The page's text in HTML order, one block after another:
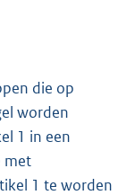
die op
worden
1 in een
met
1 te worden